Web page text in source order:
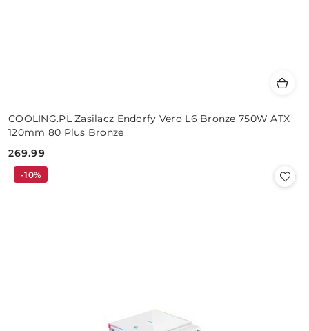
COOLING.PL Zasilacz Endorfy Vero L6 Bronze 750W ATX
120mm 80 Plus Bronze
Cena:
269.99
-10%